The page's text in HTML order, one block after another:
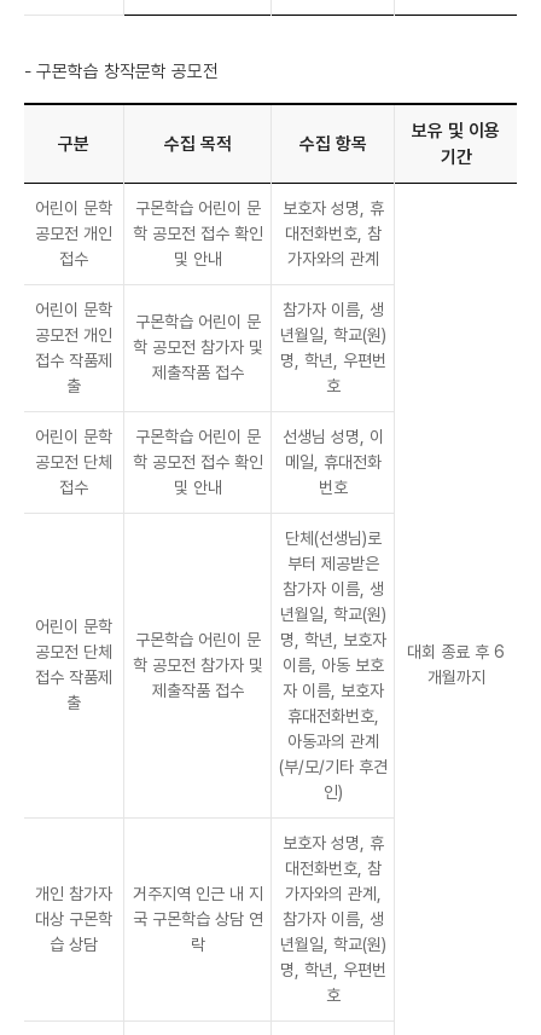
- 구몬학습 창작문학 공모전
구분 수집 목적 수집 항목
보유 및 이용
기간
어린이 문학
공모전 개인
접수
구몬학습 어린이 문
학 공모전 접수 확인
및 안내
보호자 성명, 휴
대전화번호, 참
가자와의 관계
대회 종료 후 6
개월까지
어린이 문학
공모전 개인
접수 작품제
출
구몬학습 어린이 문
학 공모전 참가자 및
제출작품 접수
참가자 이름, 생
년월일, 학교(원)
명, 학년, 우편번
호
어린이 문학
공모전 단체
접수
구몬학습 어린이 문
학 공모전 접수 확인
및 안내
선생님 성명, 이
메일, 휴대전화
번호
어린이 문학
공모전 단체
접수 작품제
출
구몬학습 어린이 문
학 공모전 참가자 및
제출작품 접수
단체(선생님)로
부터 제공받은
참가자 이름, 생
년월일, 학교(원)
명, 학년, 보호자
이름, 아동 보호
자 이름, 보호자
휴대전화번호,
아동과의 관계
(부/모/기타 후견
인)
개인 참가자
대상 구몬학
습 상담
거주지역 인근 내 지
국 구몬학습 상담 연
락
보호자 성명, 휴
대전화번호, 참
가자와의 관계,
참가자 이름, 생
년월일, 학교(원)
명, 학년, 우편번
호